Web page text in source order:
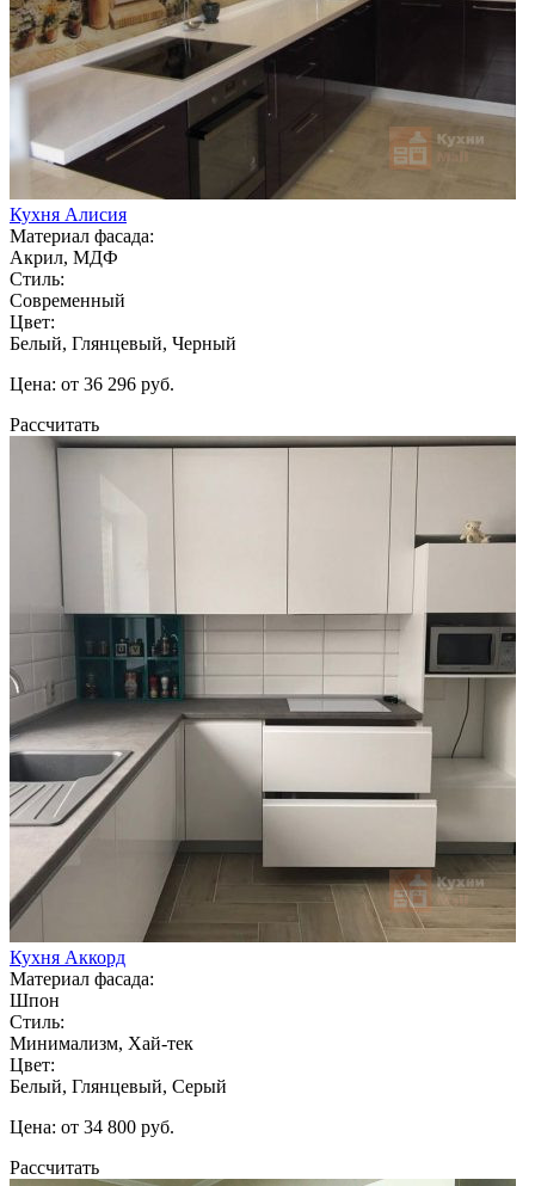
Кухня Алисия
Материал фасада:
Акрил, МДФ
Стиль:
Современный
Цвет:
Белый, Глянцевый, Черный
Цена: от 36 296 руб.
Рассчитать
Кухня Аккорд
Материал фасада:
Шпон
Стиль:
Минимализм, Хай-тек
Цвет:
Белый, Глянцевый, Серый
Цена: от 34 800 руб.
Рассчитать